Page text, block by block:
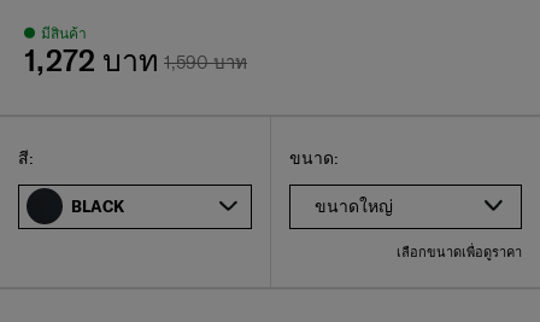
มีสินค้า
1,590 บาท
1,272 บาท
เลือกขนาดของคุณ
Select
ขนาด:
ขนาดใหญ่
เลือกขนาดเพื่อดูราคา
Select
สี:
BLACK